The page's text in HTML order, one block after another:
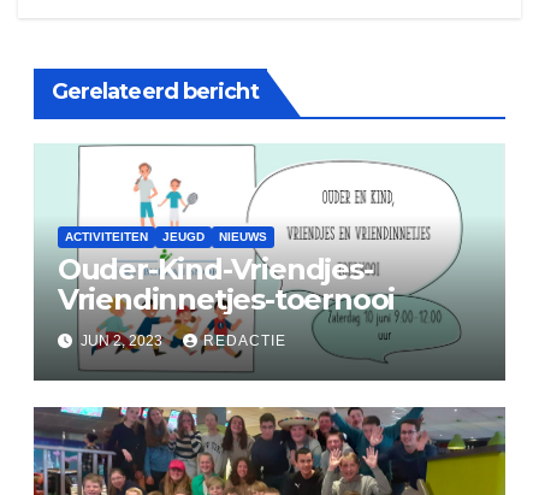
Gerelateerd bericht
ACTIVITEITEN JEUGD NIEUWS
Ouder-Kind-Vriendjes-
Vriendinnetjes-toernooi
JUN 2, 2023 REDACTIE